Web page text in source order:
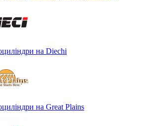
на Diechi
на Great Plains